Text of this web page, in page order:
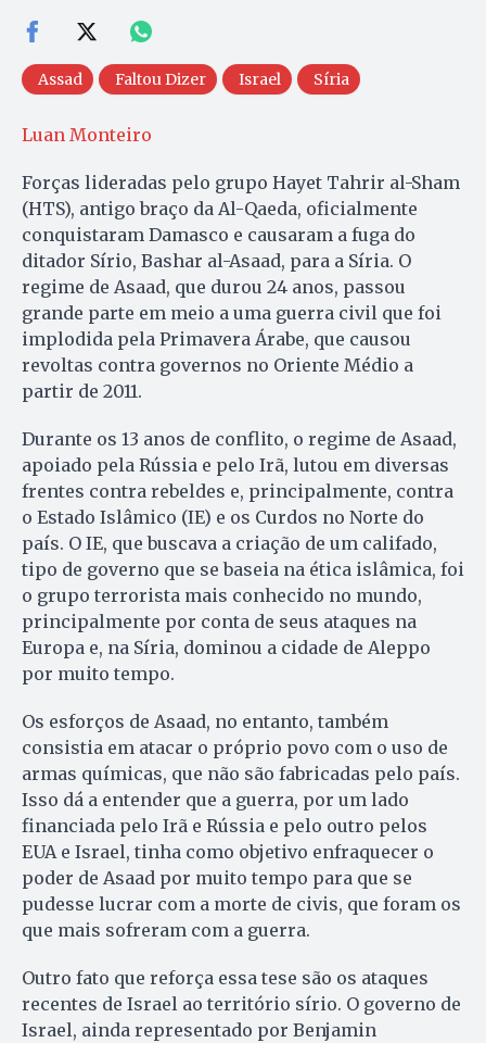
Assad Faltou Dizer Israel Síria
Luan Monteiro
Forças lideradas pelo grupo Hayet Tahrir al-Sham
(HTS), antigo braço da Al-Qaeda, oficialmente
conquistaram Damasco e causaram a fuga do
ditador Sírio, Bashar al-Asaad, para a Síria. O
regime de Asaad, que durou 24 anos, passou
grande parte em meio a uma guerra civil que foi
implodida pela Primavera Árabe, que causou
revoltas contra governos no Oriente Médio a
partir de 2011.
Durante os 13 anos de conflito, o regime de Asaad,
apoiado pela Rússia e pelo Irã, lutou em diversas
frentes contra rebeldes e, principalmente, contra
o Estado Islâmico (IE) e os Curdos no Norte do
país. O IE, que buscava a criação de um califado,
tipo de governo que se baseia na ética islâmica, foi
o grupo terrorista mais conhecido no mundo,
principalmente por conta de seus ataques na
Europa e, na Síria, dominou a cidade de Aleppo
por muito tempo.
Os esforços de Asaad, no entanto, também
consistia em atacar o próprio povo com o uso de
armas químicas, que não são fabricadas pelo país.
Isso dá a entender que a guerra, por um lado
financiada pelo Irã e Rússia e pelo outro pelos
EUA e Israel, tinha como objetivo enfraquecer o
poder de Asaad por muito tempo para que se
pudesse lucrar com a morte de civis, que foram os
que mais sofreram com a guerra.
Outro fato que reforça essa tese são os ataques
recentes de Israel ao território sírio. O governo de
Israel, ainda representado por Benjamin